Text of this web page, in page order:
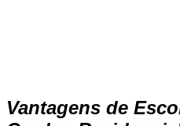
Vantagens de